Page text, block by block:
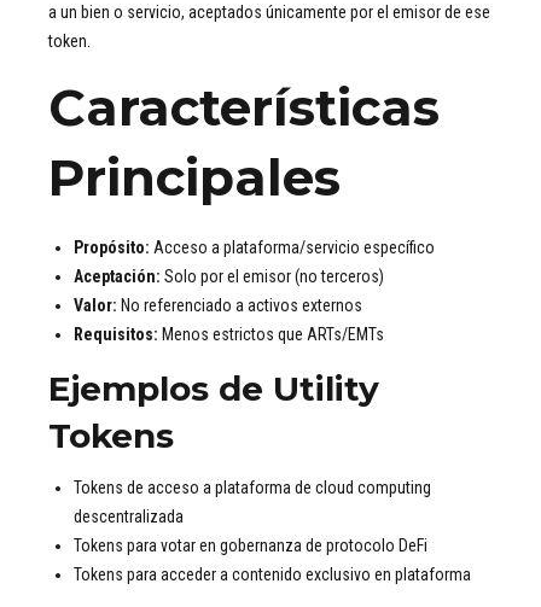
a un bien o servicio, aceptados únicamente por el emisor de ese
token.
Características
Principales
Propósito: Acceso a plataforma/servicio específico
Aceptación: Solo por el emisor (no terceros)
Valor: No referenciado a activos externos
Requisitos: Menos estrictos que ARTs/EMTs
Ejemplos de Utility
Tokens
Tokens de acceso a plataforma de cloud computing
descentralizada
Tokens para votar en gobernanza de protocolo DeFi
Tokens para acceder a contenido exclusivo en plataforma